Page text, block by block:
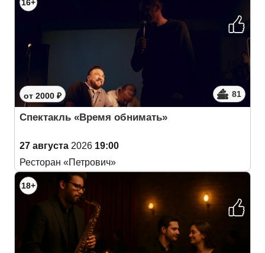
16+
от 2000 ₽ 81
Спектакль «Время обнимать»
27 августа 2026 19:00
Ресторан «Петрович»
18+